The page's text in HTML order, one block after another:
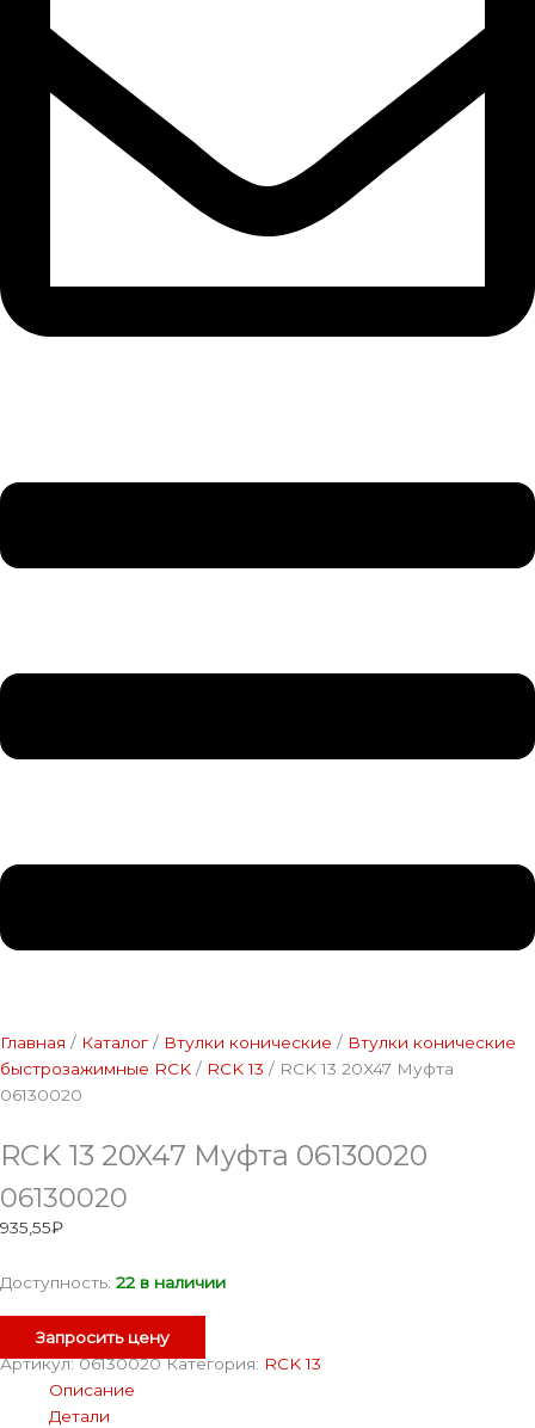
Главная / Каталог / Втулки конические / Втулки конические
быстрозажимные RCK / RCK 13 / RCK 13 20X47 Муфта
06130020
RCK 13 20X47 Муфта 06130020
06130020
935,55₽
Доступность: 22 в наличии
Запросить цену
Артикул:06130020Категория: RCK 13
Описание
Детали